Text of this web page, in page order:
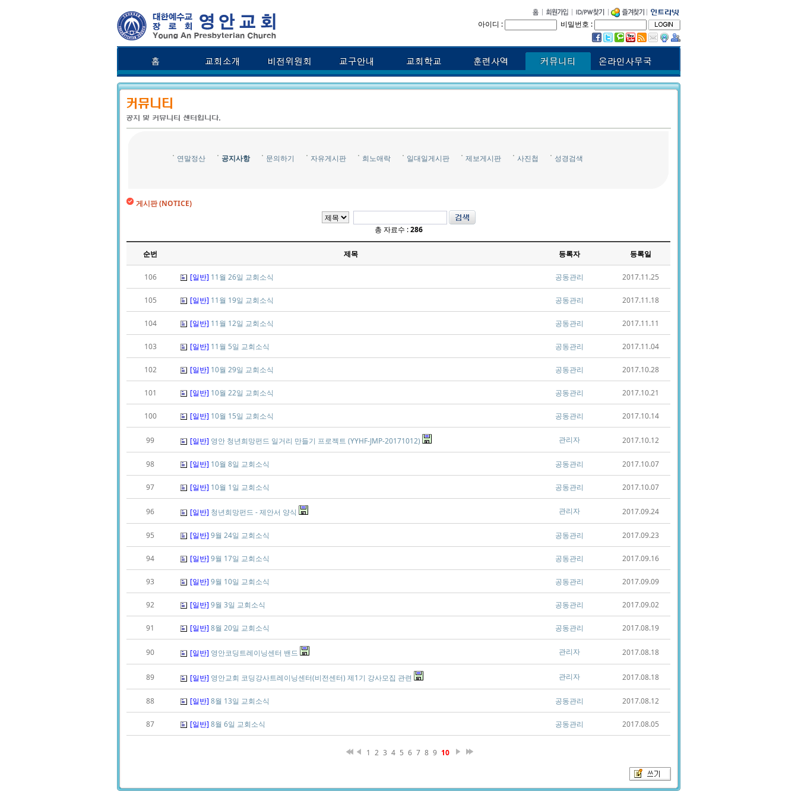
아이디 : 비밀번호 :
연말정산 공지사항 문의하기 자유게시판 희노애락 일대일게시판 제보게시판 사진첩 성경검색
게시판 (NOTICE)
총 자료수 :286
순번 제목 등록자 등록일
106 [일반] 11월 26일 교회소식 공동관리 2017.11.25
105 [일반] 11월 19일 교회소식 공동관리 2017.11.18
104 [일반] 11월 12일 교회소식 공동관리 2017.11.11
103 [일반] 11월 5일 교회소식 공동관리 2017.11.04
102 [일반] 10월 29일 교회소식 공동관리 2017.10.28
101 [일반] 10월 22일 교회소식 공동관리 2017.10.21
100 [일반] 10월 15일 교회소식 공동관리 2017.10.14
99 [일반] 영안 청년희망펀드 일거리 만들기 프로젝트 (YYHF-JMP-20171012) 관리자 2017.10.12
98 [일반] 10월 8일 교회소식 공동관리 2017.10.07
97 [일반] 10월 1일 교회소식 공동관리 2017.10.07
96 [일반] 청년희망펀드 - 제안서 양식 관리자 2017.09.24
95 [일반] 9월 24일 교회소식 공동관리 2017.09.23
94 [일반] 9월 17일 교회소식 공동관리 2017.09.16
93 [일반] 9월 10일 교회소식 공동관리 2017.09.09
92 [일반] 9월 3일 교회소식 공동관리 2017.09.02
91 [일반] 8월 20일 교회소식 공동관리 2017.08.19
90 [일반] 영안코딩트레이닝센터 밴드 관리자 2017.08.18
89 [일반] 영안교회 코딩강사트레이닝센터(비전센터) 제1기 강사모집 관련 관리자 2017.08.18
88 [일반] 8월 13일 교회소식 공동관리 2017.08.12
87 [일반] 8월 6일 교회소식 공동관리 2017.08.05
1 2 3 4 5 6 7 8 9 10